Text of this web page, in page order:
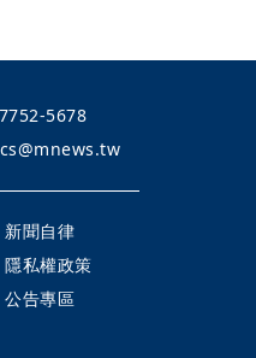
5678
新聞自律
隱私權政策
公告專區